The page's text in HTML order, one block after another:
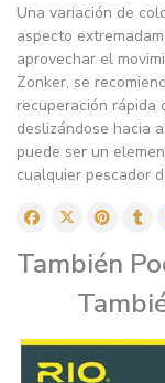
Una variación de
aspecto
aprovechar el
Zonker, se
recuperación rápida
deslizándose hacia
puede ser un
cualquier pescador
También